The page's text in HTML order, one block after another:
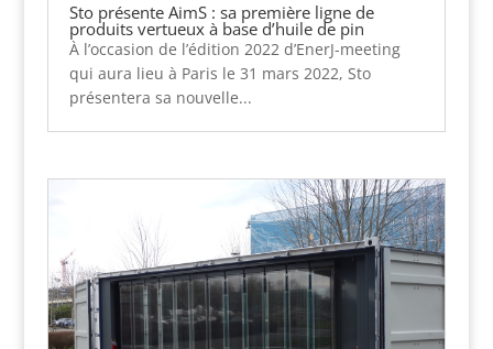
Sto présente AimS : sa première ligne de
produits vertueux à base d’huile de pin
À l’occasion de l’édition 2022 d’EnerJ-meeting
qui aura lieu à Paris le 31 mars 2022, Sto
présentera sa nouvelle...